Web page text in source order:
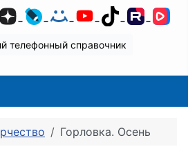
Одноклассники
ДзенLiveJournal
Мой Мир
YouTube
TikTok
телефонный справочник
Горловка. Осень